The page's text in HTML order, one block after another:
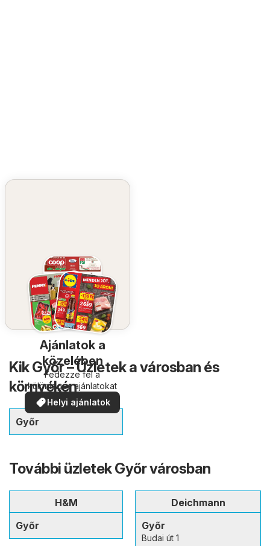
Ajánlatok a
közelében
Fedezze fel a
különleges ajánlatokat
Helyi ajánlatok
Kik Győr – Üzletek a városban és
környékén
Győr
További üzletek Győr városban
H&M
Győr
Deichmann
Győr
Budai út 1